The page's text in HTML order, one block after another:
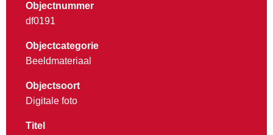
Objectnummer
df0191
Objectcategorie
Beeldmateriaal
Objectsoort
Digitale foto
Titel